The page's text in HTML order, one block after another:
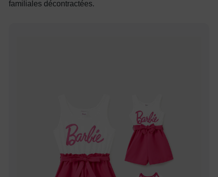
familiales décontractées.